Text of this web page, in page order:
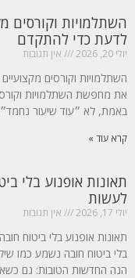
השתלמויות וקורסים
לדעת כדי להתקדם
יולי 20, 2026 אין תגובות
השתלמויות וקורסים
את מחפשת השתלמויות
באמת, לא ״עוד שיעור
קרא עוד »
תאונות אופנוע בלי
לעשות
יולי 17, 2026 אין תגובות
תאונות אופנוע בלי ביטוח
בלי ביטוח חובה נשמע כמו
הנה החדשות הטובות: גם